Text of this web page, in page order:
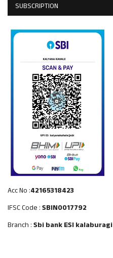
SUBSCRIPTION
Acc No :42165318423
IFSC Code :SBIN0017792
Branch :Sbi bank ESI kalaburagi